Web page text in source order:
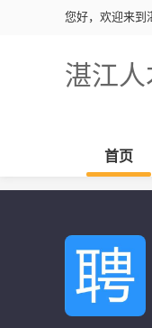
您好，欢迎来到
湛江人
首页